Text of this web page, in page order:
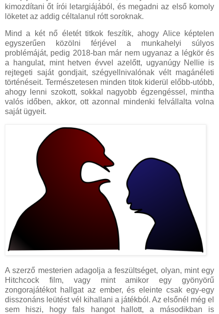
kimozdítani őt írói letargiájából, és megadni az első komoly
löketet az addig céltalanul rótt soroknak.
Mind a két nő életét titkok feszítik, ahogy Alice képtelen
egyszerűen közölni férjével a munkahelyi súlyos
problémáját, pedig 2018-ban már nem ugyanaz a légkör és
a hangulat, mint hetven évvel azelőtt, ugyanúgy Nellie is
rejtegeti saját gondjait, szégyellnivalónak vélt magánéleti
történéseit. Természetesen minden titok kiderül előbb-utóbb,
ahogy lenni szokott, sokkal nagyobb égzengéssel, mintha
valós időben, akkor, ott azonnal mindenki felvállalta volna
saját ügyeit.
A szerző mesterien adagolja a feszültséget, olyan, mint egy
Hitchcock film, vagy mint amikor egy gyönyörű
zongorajátékot hallgat az ember, és eleinte csak egy-egy
disszonáns leütést vél kihallani a játékból. Az elsőnél még el
sem hiszi, hogy fals hangot hallott, a másodikban is